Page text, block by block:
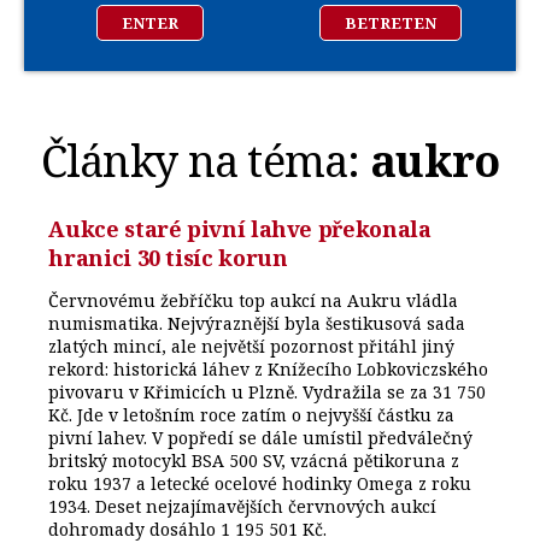
ENTER BETRETEN
Články na téma: aukro
Aukce staré pivní lahve překonala
hranici 30 tisíc korun
Červnovému žebříčku top aukcí na Aukru vládla
numismatika. Nejvýraznější byla šestikusová sada
zlatých mincí, ale největší pozornost přitáhl jiný
rekord: historická láhev z Knížecího Lobkoviczského
pivovaru v Křimicích u Plzně. Vydražila se za 31 750
Kč. Jde v letošním roce zatím o nejvyšší částku za
pivní lahev. V popředí se dále umístil předválečný
britský motocykl BSA 500 SV, vzácná pětikoruna z
roku 1937 a letecké ocelové hodinky Omega z roku
1934. Deset nejzajímavějších červnových aukcí
dohromady dosáhlo 1 195 501 Kč.